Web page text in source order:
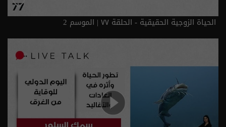
الحياة الزوجية الحقيقية - الحلقة ٧٧ | الموسم 2